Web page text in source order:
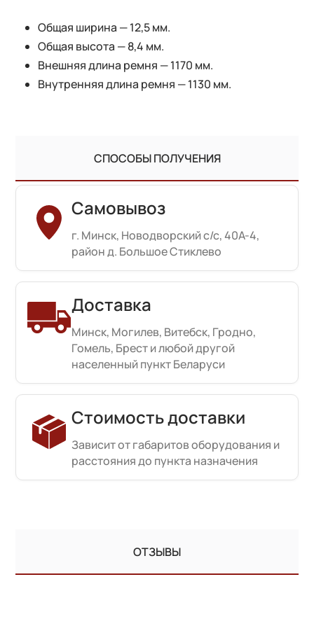
Общая ширина — 12,5 мм.
Общая высота — 8,4 мм.
Внешняя длина ремня — 1170 мм.
Внутренняя длина ремня — 1130 мм.
СПОСОБЫ ПОЛУЧЕНИЯ
Самовывоз
г. Минск, Новодворский с/с, 40А-4,
район д. Большое Стиклево
Доставка
Минск, Могилев, Витебск, Гродно,
Гомель, Брест и любой другой
населенный пункт Беларуси
Стоимость доставки
Зависит от габаритов оборудования и
расстояния до пункта назначения
ОТЗЫВЫ